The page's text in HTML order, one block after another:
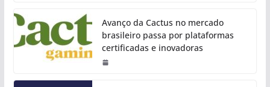
Avanço da Cactus no mercado
brasileiro passa por plataformas
certificadas e inovadoras